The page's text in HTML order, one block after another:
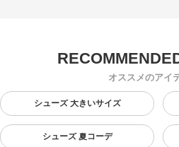
オススメのアイ
シューズ 大きいサイズ
シューズ 夏コーデ